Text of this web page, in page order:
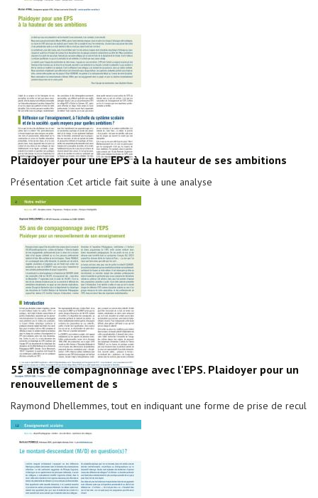
Plaidoyer pour une EPS à la hauteur de ses ambitions
Présentation :Cet article fait suite à une analyse
55 ans de compagnonnage avec l'EPS. Plaidoyer pour un
renouvellement de s
Raymond Dhellemmes, tout en indiquant une forme de prise de recul